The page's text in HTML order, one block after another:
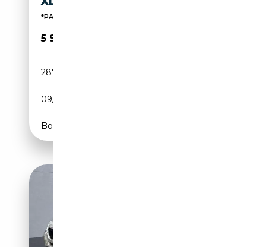
*PANO*LEDER*AUTOMAAT*
5 999€
287 000 km
09/2011
Boîte automatique